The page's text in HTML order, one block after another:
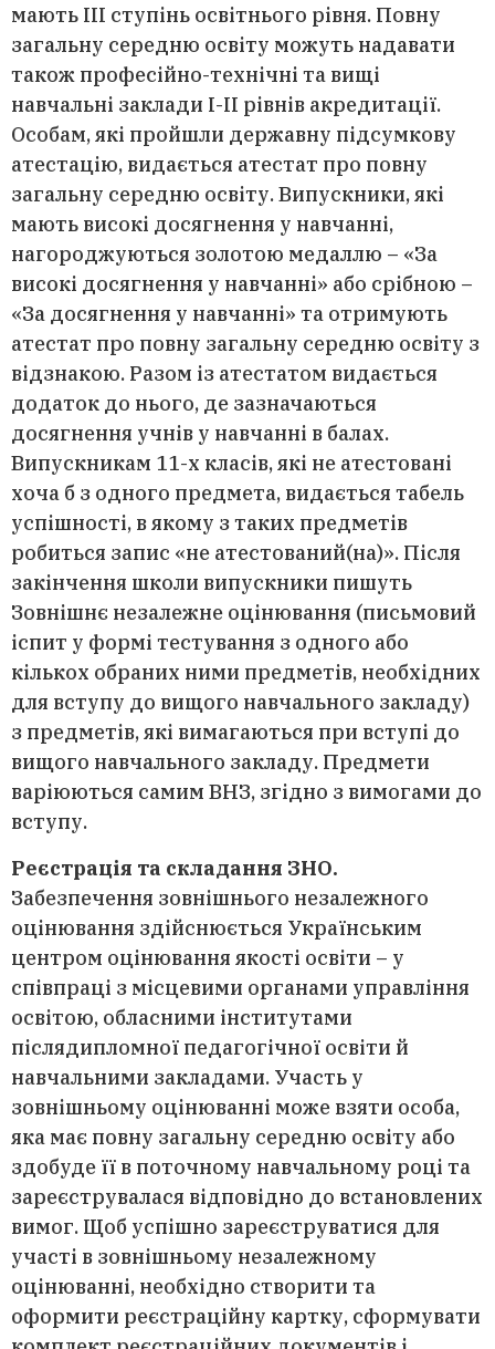
мають ІІІ ступінь освітнього рівня. Повну
загальну середню освіту можуть надавати
також професійно-технічні та вищі
навчальні заклади І-ІІ рівнів акредитації.
Особам, які пройшли державну підсумкову
атестацію, видається атестат про повну
загальну середню освіту. Випускники, які
мають високі досягнення у навчанні,
нагороджуються золотою медаллю – «За
високі досягнення у навчанні» або срібною –
«За досягнення у навчанні» та отримують
атестат про повну загальну середню освіту з
відзнакою. Разом із атестатом видається
додаток до нього, де зазначаються
досягнення учнів у навчанні в балах.
Випускникам 11-х класів, які не атестовані
хоча б з одного предмета, видається табель
успішності, в якому з таких предметів
робиться запис «не атестований(на)». Після
закінчення школи випускники пишуть
Зовнішнє незалежне оцінювання (письмовий
іспит у формі тестування з одного або
кількох обраних ними предметів, необхідних
для вступу до вищого навчального закладу)
з предметів, які вимагаються при вступі до
вищого навчального закладу. Предмети
варіюються самим ВНЗ, згідно з вимогами до
вступу.
Реєстрація та складання ЗНО.
Забезпечення зовнішнього незалежного
оцінювання здійснюється Українським
центром оцінювання якості освіти – у
співпраці з місцевими органами управління
освітою, обласними інститутами
післядипломної педагогічної освіти й
навчальними закладами. Участь у
зовнішньому оцінюванні може взяти особа,
яка має повну загальну середню освіту або
здобуде її в поточному навчальному році та
зареєструвалася відповідно до встановлених
вимог. Щоб успішно зареєструватися для
участі в зовнішньому незалежному
оцінюванні, необхідно створити та
оформити реєстраційну картку, сформувати